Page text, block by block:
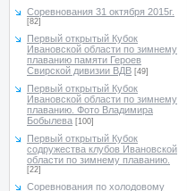
Соревнования 31 октября 2015г.
[82]
Первый открытый Кубок
Ивановской области по зимнему
плаванию памяти Героев
Свирской дивизии ВДВ [49]
Первый открытый Кубок
Ивановской области по зимнему
плаванию. Фото Владимира
Бобылева [100]
Первый открытый Кубок
содружества клубов Ивановской
области по зимнему плаванию.
[22]
Соревнования по холодовому